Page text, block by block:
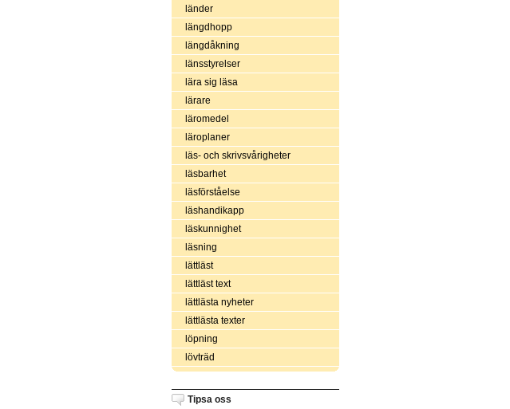
länder
längdhopp
längdåkning
länsstyrelser
lära sig läsa
lärare
läromedel
läroplaner
läs- och skrivsvårigheter
läsbarhet
läsförståelse
läshandikapp
läskunnighet
läsning
lättläst
lättläst text
lättlästa nyheter
lättlästa texter
löpning
lövträd
Tipsa oss